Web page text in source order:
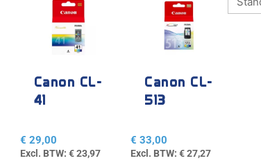
Canon CL-
41
€ 29,00
Excl. BTW: €23,97
Canon CL-
513
€ 33,00
Excl. BTW:€27,27